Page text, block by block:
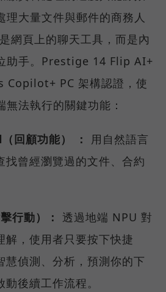
理大量文件與郵件的商務人
網頁上的聊天工具，而是內
助手。Prestige 14 Flip AI+
Copilot+ PC 架構認證，使
法執行的關鍵功能：
回顧功能） ：
用自然語言
找曾經瀏覽過的文件、合約
行動）： 透過地端 NPU 對
解，使用者只要按下快捷
慧偵測、分析，預測你的下
後續工作流程。